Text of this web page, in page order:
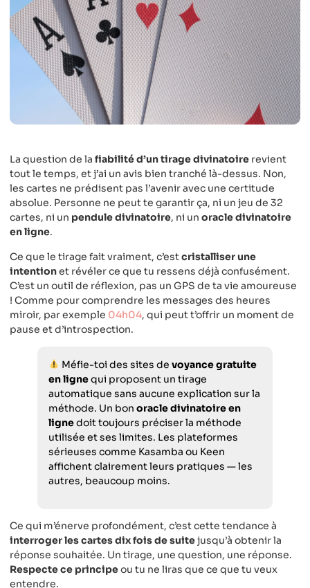
La question de la fiabilité d’un tirage divinatoire revient
tout le temps, et j’ai un avis bien tranché là-dessus. Non,
les cartes ne prédisent pas l’avenir avec une certitude
absolue. Personne ne peut te garantir ça, ni un jeu de 32
cartes, ni un pendule divinatoire, ni un oracle divinatoire
en ligne.
Ce que le tirage fait vraiment, c’estcristalliser une
intentionet révéler ce que tu ressens déjà confusément.
C’est un outil de réflexion, pas un GPS de ta vie amoureuse
! Comme pour comprendre les messages des heures
miroir, par exemple 04h04, qui peut t’offrir un moment de
pause et d’introspection.
Méfie-toi des sites de voyance gratuite
en lignequi proposent un tirage
automatique sans aucune explication sur la
méthode. Un bon oracle divinatoire en
lignedoit toujours préciser la méthode
utilisée et ses limites. Les plateformes
sérieuses comme Kasamba ou Keen
affichent clairement leurs pratiques — les
autres, beaucoup moins.
Ce qui m’énerve profondément, c’est cette tendance à
interroger les cartes dix fois de suitejusqu’à obtenir la
réponse souhaitée. Un tirage, une question, une réponse.
Respecte ce principeou tu ne liras que ce que tu veux
entendre.